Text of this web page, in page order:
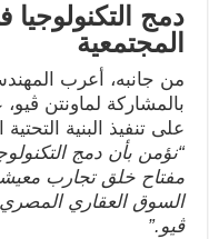
دمج
المجتمعية
من جانبه، أعرب
بالمشاركة لماونتن
على تنفيذ البنية
“نؤمن بأن دمج
مفتاح خلق تجارب
السوق العقاري
ڤيو .”